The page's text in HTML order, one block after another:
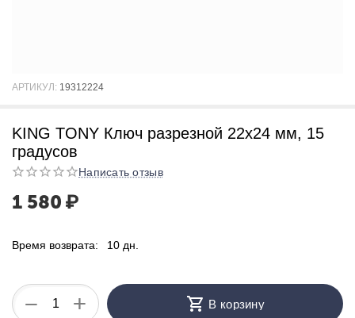
АРТИКУЛ: 19312224
KING TONY Ключ разрезной 22x24 мм, 15
градусов
Написать отзыв
1 580 ₽
Время возврата: 10 дн.
+
− В корзину